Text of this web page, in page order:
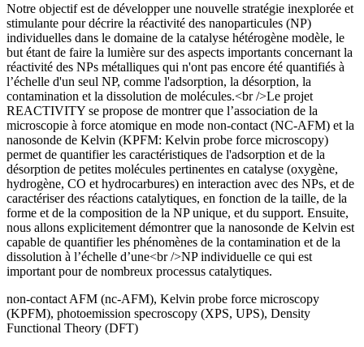
Notre objectif est de développer une nouvelle stratégie inexplorée et
stimulante pour décrire la réactivité des nanoparticules (NP)
individuelles dans le domaine de la catalyse hétérogène modèle, le
but étant de faire la lumière sur des aspects importants concernant la
réactivité des NPs métalliques qui n'ont pas encore été quantifiés à
l’échelle d'un seul NP, comme l'adsorption, la désorption, la
contamination et la dissolution de molécules.<br />Le projet
REACTIVITY se propose de montrer que l’association de la
microscopie à force atomique en mode non-contact (NC-AFM) et la
nanosonde de Kelvin (KPFM: Kelvin probe force microscopy)
permet de quantifier les caractéristiques de l'adsorption et de la
désorption de petites molécules pertinentes en catalyse (oxygène,
hydrogène, CO et hydrocarbures) en interaction avec des NPs, et de
caractériser des réactions catalytiques, en fonction de la taille, de la
forme et de la composition de la NP unique, et du support. Ensuite,
nous allons explicitement démontrer que la nanosonde de Kelvin est
capable de quantifier les phénomènes de la contamination et de la
dissolution à l’échelle d’une<br />NP individuelle ce qui est
important pour de nombreux processus catalytiques.
non-contact AFM (nc-AFM), Kelvin probe force microscopy
(KPFM), photoemission specroscopy (XPS, UPS), Density
Functional Theory (DFT)